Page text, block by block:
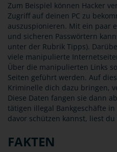
Zum Beispiel können Hacker
Zugriff auf deinen PC zu
auszuspionieren. Mit ein paar
und sicheren Passwörtern
unter der Rubrik Tipps).
viele manipulierte
Über die manipulierten Links
Seiten geführt werden. Auf
Kriminelle dich dazu bringen,
Diese Daten fangen sie dann
tätigen illegal Bankgeschäfte
davor schützen kannst, liest
FAKTEN